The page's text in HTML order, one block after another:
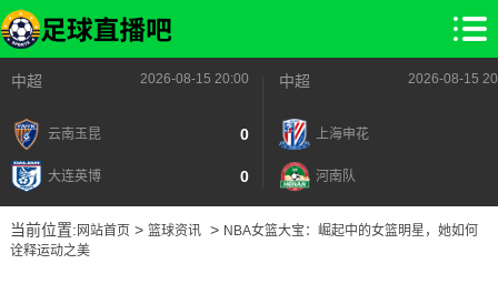
中超 2026-08-15 20:00
云南玉昆 0
大连英博 0
中超 2026-08-15
上海申花
河南队
当前位置: 网站首页> 篮球资讯> NBA女篮大宝：崛起中的女篮明星，她如何
诠释运动之美